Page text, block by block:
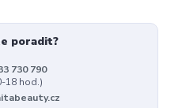
poradit?
730 790
18 hod.)